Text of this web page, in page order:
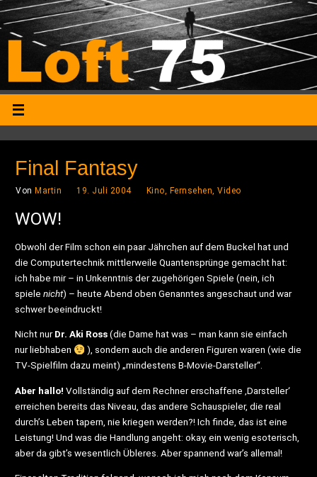
Final Fantasy
Von Martin 19. Juli 2004 Kino, Fernsehen, Video
WOW!
Obwohl der Film schon ein paar Jährchen auf dem Buckel hat und
die Computertechnik mittlerweile Quantensprünge gemacht hat:
ich habe mir – in Unkenntnis der zugehörigen Spiele (nein, ich
spielenicht) – heute Abend oben Genanntes angeschaut und war
schwer beeindruckt!
Nicht nurDr. Aki Ross(die Dame hat was – man kann sie einfach
nur liebhaben
), sondern auch die anderen Figuren waren (wie die
TV-Spielfilm dazu meint) „mindestens B-Movie-Darsteller“.
Aber hallo! Vollständig auf dem Rechner erschaffene ‚Darsteller‘
erreichen bereits das Niveau, das andere Schauspieler, die real
durch’s Leben tapern, nie kriegen werden?! Ich finde, das ist eine
Leistung! Und was die Handlung angeht: okay, ein wenig esoterisch,
aber da gibt’s wesentlich Übleres. Aber spannend war’s allemal!